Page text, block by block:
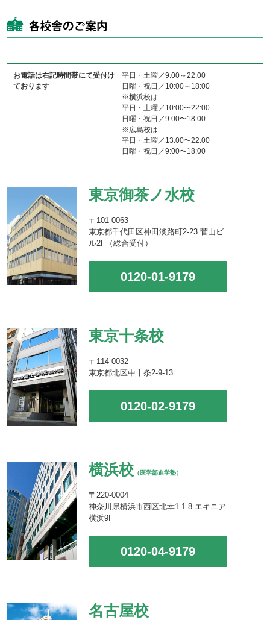
お電話は右記時間帯にて受付け
ております
平日・土曜／9:00～22:00
日曜・祝日／10:00～18:00
※横浜校は
平日・土曜／10:00〜22:00
日曜・祝日／9:00〜18:00
※広島校は
平日・土曜／13:00〜22:00
日曜・祝日／9:00〜18:00
東京御茶ノ水校
〒101-0063
東京都千代田区神田淡路町2-23 菅山ビ
ル2F（総合受付）
0120-01-9179
東京十条校
〒114-0032
東京都北区中十条2-9-13
0120-02-9179
横浜校 （医学部進学塾）
〒220-0004
神奈川県横浜市西区北幸1-1-8 エキニア
横浜9F
0120-04-9179
名古屋校